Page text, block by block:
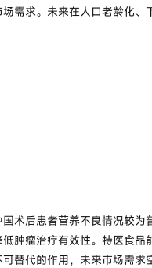
需求。未来在人口老龄化
后患者营养不良情况较为
肿瘤治疗有效性。特医食
替代的作用，未来市场需求